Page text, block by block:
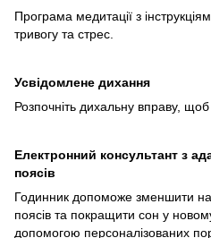
Програма медитації з
тривогу та стрес.
Усвідомлене дихання
Розпочніть дихальну вправу,
Електронний консультант з
поясів
Годинник допоможе зменшити
поясів та покращити сон у
допомогою персоналізованих